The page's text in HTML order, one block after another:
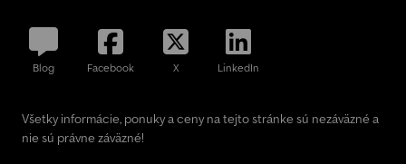
Blog Facebook X LinkedIn
Všetky informácie, ponuky a ceny na tejto stránke sú nezáväzné a
nie sú právne záväzné!